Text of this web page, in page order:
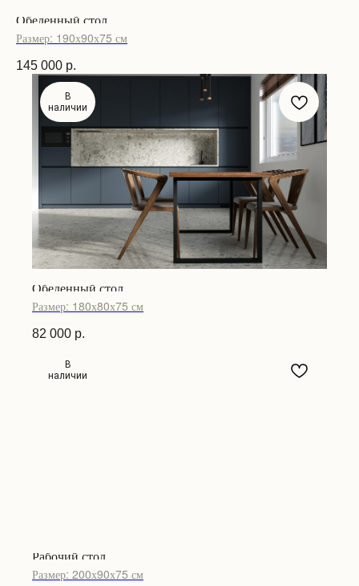
Обеденный стол
Размер: 190х90х75 см
145 000 р.
В
наличии
Обеденный стол
Размер: 180х80х75 см
82 000 р.
В
наличии
Рабочий стол
Размер: 200х90х75 см